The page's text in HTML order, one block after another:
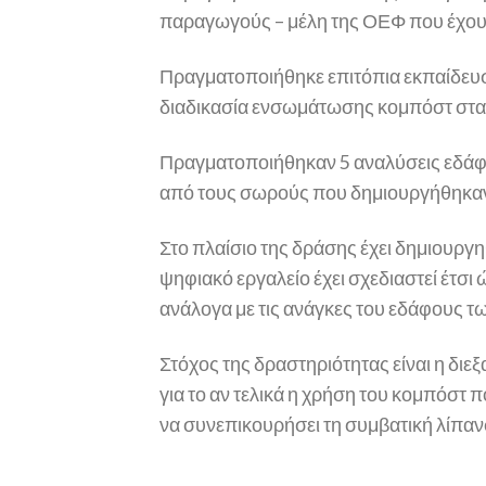
παραγωγούς – μέλη της ΟΕΦ που
Πραγματοποιήθηκε επιτόπια
διαδικασία ενσωμάτωσης κομπόστ
Πραγματοποιήθηκαν 5 αναλύσεις
από τους σωρούς που
Στο πλαίσιο της δράσης έχει
ψηφιακό εργαλείο έχει σχεδιαστεί
ανάλογα με τις ανάγκες του εδάφους
Στόχος της δραστηριότητας είναι η
για το αν τελικά η χρήση του
να συνεπικουρήσει τη συμβατική